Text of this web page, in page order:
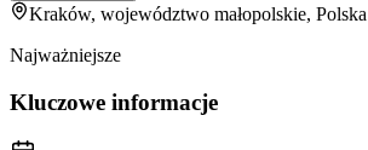
Kraków, województwo małopolskie, Polska
Najważniejsze
Kluczowe informacje